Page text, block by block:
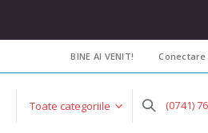
BINE AI VENIT! Conectare
(0741)